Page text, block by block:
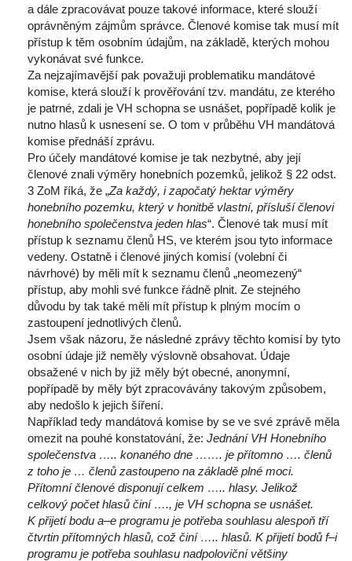
a dále zpracovávat pouze takové informace, které slouží
oprávněným zájmům správce. Členové komise tak musí mít
přístup k těm osobním údajům, na základě, kterých mohou
vykonávat své funkce.
Za nejzajímavější pak považuji problematiku mandátové
komise, která slouží k prověřování tzv. mandátu, ze kterého
je patrné, zdali je VH schopna se usnášet, popřípadě kolik je
nutno hlasů k usnesení se. O tom v průběhu VH mandátová
komise přednáší zprávu.
Pro účely mandátové komise je tak nezbytné, aby její
členové znali výměry honebních pozemků, jelikož § 22 odst.
3 ZoM říká, že „Za každý, i započatý hektar výměry
honebního pozemku, který v honitbě vlastní, přísluší členovi
honebního společenstva jeden hla“. Členové tak musí mít
přístup k seznamu členů HS, ve kterém jsou tyto informace
vedeny. Ostatně i členové jiných komisí (volební či
návrhové) by měli mít k seznamu členů „neomezený“
přístup, aby mohli své funkce řádně plnit. Ze stejného
důvodu by tak také měli mít přístup k plným mocím o
zastoupení jednotlivých členů.
Jsem však názoru, že následné zprávy těchto komisí by tyto
osobní údaje již neměly výslovně obsahovat. Údaje
obsažené v nich by již měly být obecné, anonymní,
popřípadě by měly být zpracovávány takovým způsobem,
aby nedošlo k jejich šíření.
Například tedy mandátová komise by se ve své zprávě měla
omezit na pouhé konstatování, že: Jednání VH Honebního
polečenstva ….. konaného dne ……. je přítomno …. členů
z toho je … členů zastoupeno na základě plné moci.
Přítomní členové disponují celkem ….. hlasy. Jelikož
celkový počet hlasů činí …., je VH schopna se usnášet.
K přijetí bodu a–e programu je potřeba souhlasu alespoň tří
čtvrtin přítomných hlasů, což činí ….. hlasů. K přijetí bodů f–i
programu je potřeba souhlasu nadpoloviční většiny